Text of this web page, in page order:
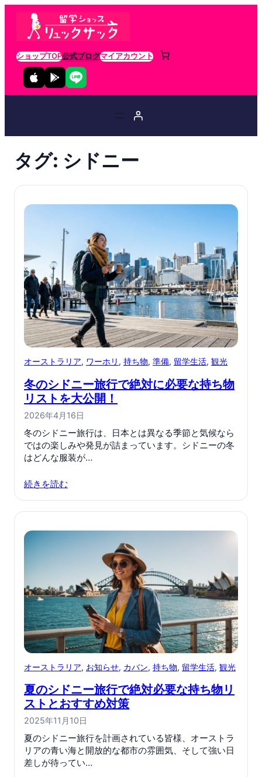
ショップTOP公式ブログマイアカウント
タグ: シドニー
オーストラリア, ワーホリ , 持ち物, 準備, 留学生活, 観光
冬のシドニー旅行で絶対に必要な持ち物
リストを大公開！
2026年4月16日
冬のシドニー旅行は、日本とは異なる季節と気候なら
ではの楽しみや発見が詰まっています。シドニーの冬
はどんな服装が…
続きを読む
オーストラリア, お知らせ, カバン, 持ち物, 留学生活, 観光
夏のシドニー旅行で絶対必要な持ち物リ
ストとおすすめ対策
2025年11月10日
夏のシドニー旅行を計画されている皆様、オーストラ
リアの青い海と開放的な都市の雰囲気、そして強い日
差しが待ってい…